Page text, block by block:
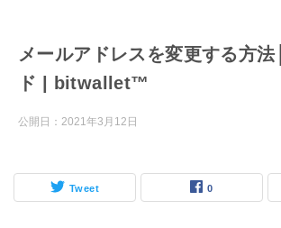
メールアドレスを変更する方
ド | bitwallet™
公開日： 2021年3月12日
Tweet 0